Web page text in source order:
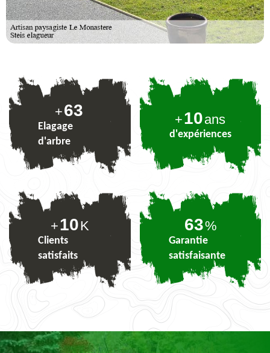
+78
Elagage
d'arbre
+10ans
d'expériences
+10K
Clients
satisfaits
78%
Garantie
satisfaisante